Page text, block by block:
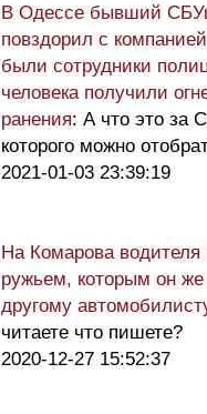
В Одессе бывший
повздорил с
были сотрудники
человека получили
ранения: А что это за
которого можно
2021-01-03 23:39:19
На Комарова водителя
ружьем, которым он же
другому
читаете что пишете?
2020-12-27 15:52:37